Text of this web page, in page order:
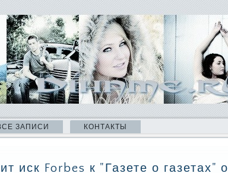
ЗАПИСИ КОНТАКТЫ
иск Forbes к "Газете о газетах" о